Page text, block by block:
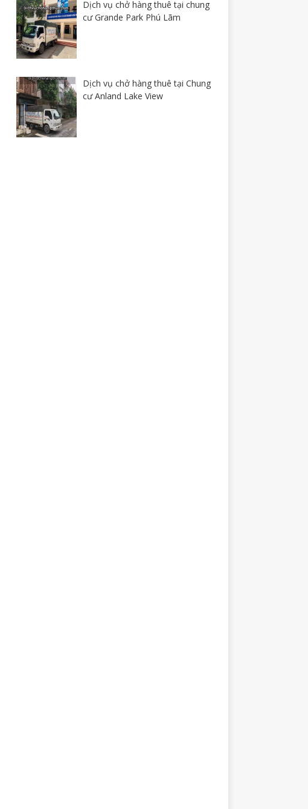
Dịch vụ chở hàng thuê tại chung
cư Grande Park Phú Lãm
Dịch vụ chở hàng thuê tại Chung
cư Anland Lake View